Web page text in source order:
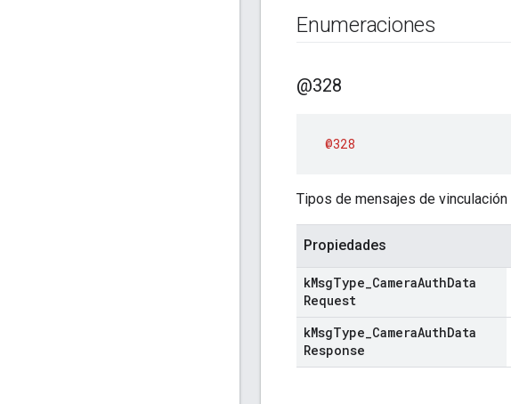
Enumeraciones
@328
@328
Tipos de mensajes de vinculación
Propiedades
kMsgType CameraAuthData
Request
kMsgType CameraAuthData
Response